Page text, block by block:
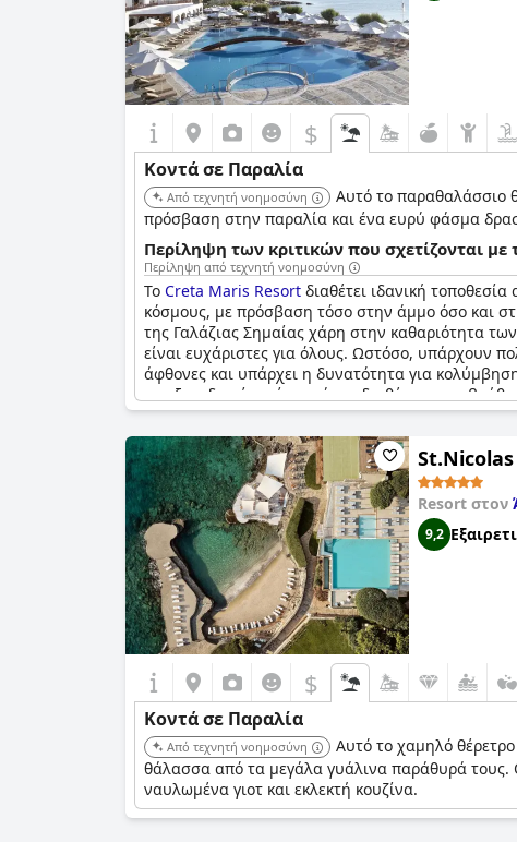
$
Κοντά σε Παραλία
Από τεχνητή νοημοσύνη
Αυτό το παραθαλάσσιο
πρόσβαση στην παραλία και ένα ευρύ φάσμα
Περίληψη των κριτικών που σχετίζονται
Περίληψη από τεχνητή νοημοσύνη
Το Creta Maris Resort διαθέτει ιδανική
κόσμους, με πρόσβαση τόσο στην άμμο όσο και
της Γαλάζιας Σημαίας χάρη στην καθαριότητα
είναι ευχάριστες για όλους. Ωστόσο, υπάρχουν
άφθονες και υπάρχει η δυνατότητα για
του ξενοδοχείου είναι πάντα διαθέσιμη για
Resort στον
9,2
$
Κοντά σε Παραλία
Από τεχνητή νοημοσύνη
Αυτό το χαμηλό
θάλασσα από τα μεγάλα γυάλινα παράθυρά τους.
ναυλωμένα γιοτ και εκλεκτή κουζίνα.